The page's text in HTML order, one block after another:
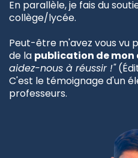
En parallèle, je fais du
collège/lycée.
Peut-être m'avez vous vu
de la publication de mon
aidez-nous à réussir !"
C'est le témoignage d'un
professeurs.